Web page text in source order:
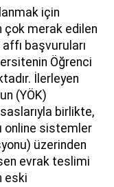
için
çok merak edilen
başvuruları
Öğrenci
İlerleyen
(YÖK)
birlikte,
online sistemler
üzerinden
evrak teslimi
eski